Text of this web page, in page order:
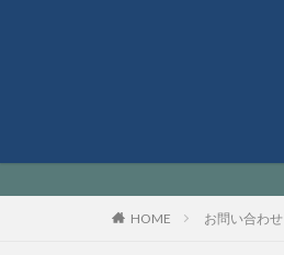
HOME お問い合わせ